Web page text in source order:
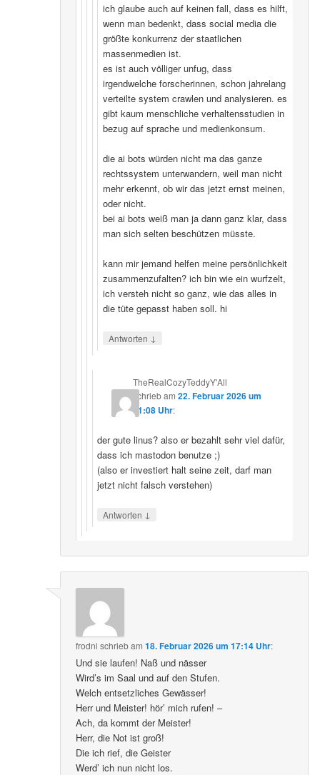
ich glaube auch auf keinen fall, dass es hilft,
wenn man bedenkt, dass social media die
größte konkurrenz der staatlichen
massenmedien ist.
es ist auch völliger unfug, dass
irgendwelche forscherinnen, schon jahrelang
verteilte system crawlen und analysieren. es
gibt kaum menschliche verhaltensstudien in
bezug auf sprache und medienkonsum.
die ai bots würden nicht ma das ganze
rechtssystem unterwandern, weil man nicht
mehr erkennt, ob wir das jetzt ernst meinen,
oder nicht.
bei ai bots weiß man ja dann ganz klar, dass
man sich selten beschützen müsste.
kann mir jemand helfen meine persönlichkeit
zusammenzufalten? ich bin wie ein wurfzelt,
ich versteh nicht so ganz, wie das alles in
die tüte gepasst haben soll. hi
Antworten ↓
TheRealCozyTeddyY'All
schriebam22. Februar 2026 um
21:08 Uhr:
der gute linus? also er bezahlt sehr viel dafür,
dass ich mastodon benutze ;)
(also er investiert halt seine zeit, darf man
jetzt nicht falsch verstehen)
Antworten ↓
frodni schriebam18. Februar 2026 um 17:14 Uhr:
Und sie laufen! Naß und nässer
Wird’s im Saal und auf den Stufen.
Welch entsetzliches Gewässer!
Herr und Meister! hör’ mich rufen! –
Ach, da kommt der Meister!
Herr, die Not ist groß!
Die ich rief, die Geister
Werd’ ich nun nicht los.